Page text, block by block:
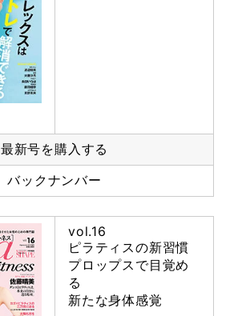
最新号を購入する
バックナンバー
vol.16
ピラティスの新習慣
プロップスで目覚め
る
新たな身体感覚